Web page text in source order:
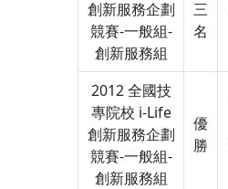
創新服務企劃
競賽-一般組-
創新服務組
三
名
2012 全國技
專院校 i-Life
創新服務企劃
競賽-一般組-
創新服務組
優
勝